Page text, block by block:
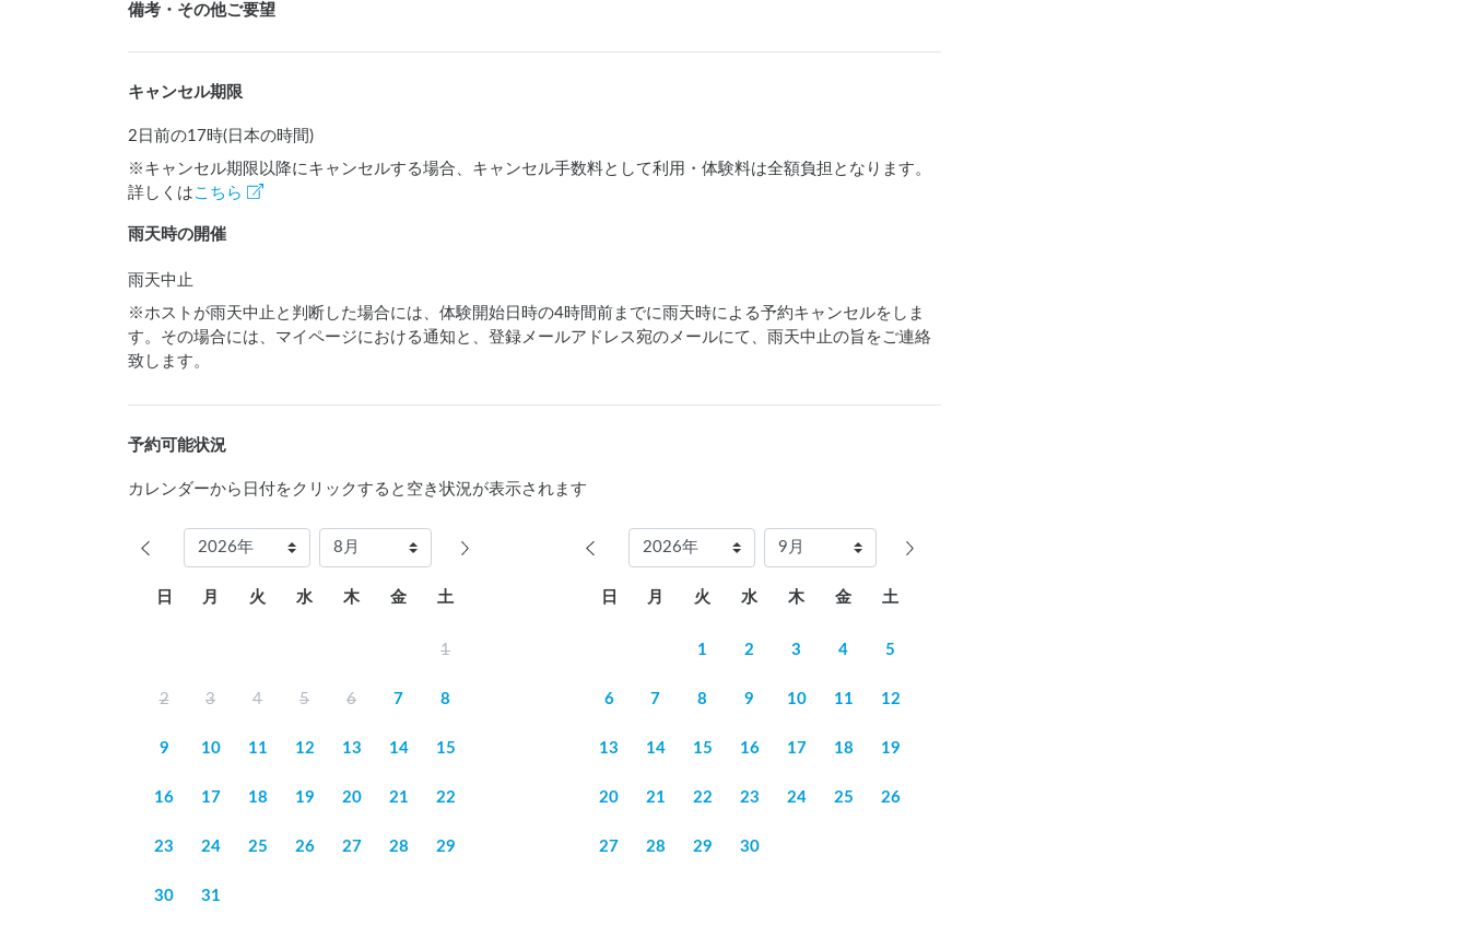
備考・その他ご要望
キャンセル期限
2日前の17時(日本の時間)
※キャンセル期限以降にキャンセルする場合、キャンセル手数料として利用・体験料は全額負担となります。
詳しくは こちら
雨天時の開催
雨天中止
※ホストが雨天中止と判断した場合には、体験開始日時の4時間前までに雨天時による予約キャンセルをしま
す。その場合には、マイページにおける通知と、登録メールアドレス宛のメールにて、雨天中止の旨をご連絡
致します。
予約可能状況
カレンダーから日付をクリックすると空き状況が表示されます
日 月 火 水 木 金 土
1
2 3 4 5 6 7 8
9 10 11 12 13 14 15
16 17 18 19 20 21 22
23 24 25 26 27 28 29
30 31
日 月 火 水 木 金 土
1 2 3 4 5
6 7 8 9 10 11 12
13 14 15 16 17 18 19
20 21 22 23 24 25 26
27 28 29 30